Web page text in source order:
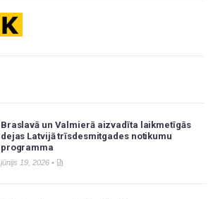
Braslavā un Valmierā aizvadīta laikmetīgās
dejas Latvijā trīsdesmitgades notikumu
programma
jūnijs 19, 2026 •